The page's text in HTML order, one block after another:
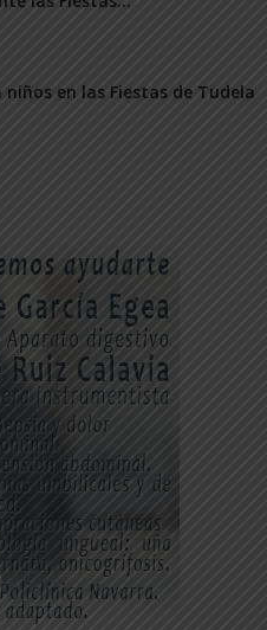
niños en las Fiestas de Tudela